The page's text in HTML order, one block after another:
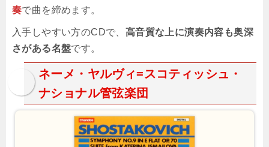
奏で曲を締めます。
入手しやすい方のCDで、 高音質な上に演奏内容も奥深
さがある名盤です。
ネーメ・ヤルヴィ=スコティッシュ・
ナショナル管弦楽団